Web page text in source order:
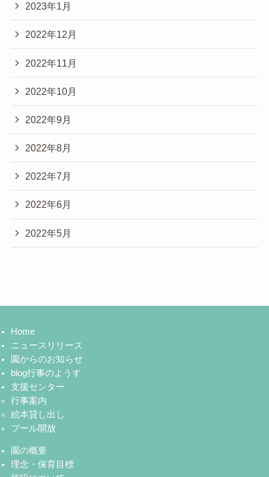
2023年1月
2022年12月
2022年11月
2022年10月
2022年9月
2022年8月
2022年7月
2022年6月
2022年5月
Home
ニュースリリース
園からのお知らせ
blog行事のようす
支援センター
行事案内
絵本貸し出し
プール開放
園の概要
理念・保育目標